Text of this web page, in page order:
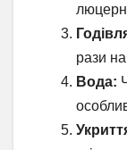
рази
Вода: